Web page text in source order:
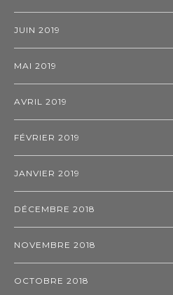
JUIN 2019
MAI 2019
AVRIL 2019
FÉVRIER 2019
JANVIER 2019
DÉCEMBRE 2018
NOVEMBRE 2018
OCTOBRE 2018